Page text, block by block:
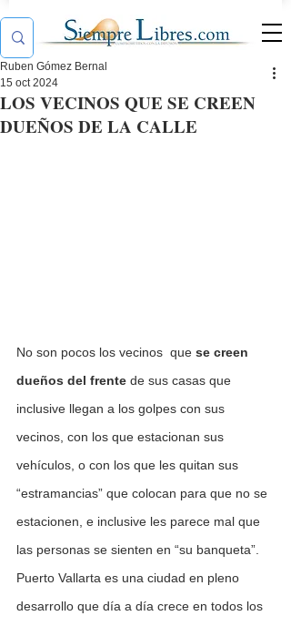
LOS VECINOS QUE SE CREEN
DUEÑOS DE LA CALLE
Ruben Gómez Bernal
15 oct 2024
No son pocos los vecinos  que se creen
dueños del frente de sus casas que
inclusive llegan a los golpes con sus
vecinos, con los que estacionan sus
vehículos, o con los que les quitan sus
“estramancias” que colocan para que no se
estacionen, e inclusive les parece mal que
las personas se sienten en “su banqueta”.
Puerto Vallarta es una ciudad en pleno
desarrollo que día a día crece en todos los